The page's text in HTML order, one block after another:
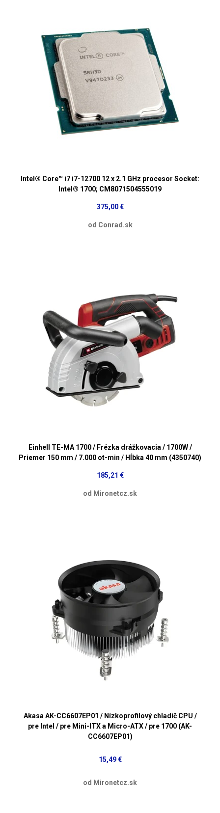
Intel® Core™ i7 i7-12700 12 x 2.1 GHz procesor Socket:
Intel® 1700; CM8071504555019
375,00 €
od Conrad.sk
Einhell TE-MA 1700 / Frézka drážkovacia / 1700W /
Priemer 150 mm / 7.000 ot-min / Hĺbka 40 mm (4350740)
185,21 €
od Mironetcz.sk
Akasa AK-CC6607EP01 / Nízkoprofilový chladič CPU /
pre Intel / pre Mini-ITX a Micro-ATX / pre 1700 (AK-
CC6607EP01)
15,49 €
od Mironetcz.sk